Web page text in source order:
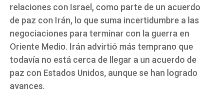
relaciones con Israel, como parte de un acuerdo
de paz con Irán, lo que suma incertidumbre a las
negociaciones para terminar con la guerra en
Oriente Medio. Irán advirtió más temprano que
todavía no está cerca de llegar a un acuerdo de
paz con Estados Unidos, aunque se han logrado
avances.